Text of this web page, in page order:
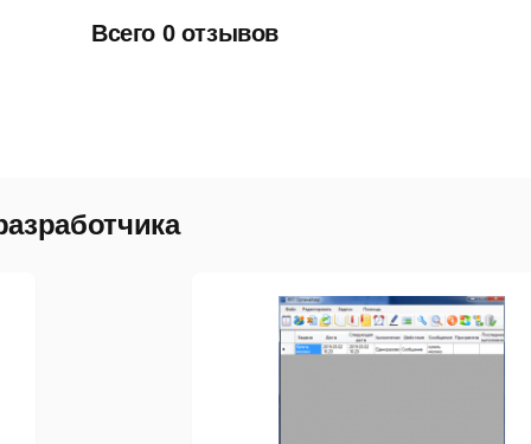
Всего 0 отзывов